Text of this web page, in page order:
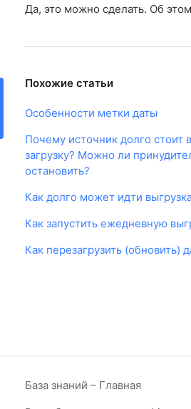
Да, это можно сделать. Об
Похожие статьи
Особенности метки даты
Почему источник долго стоит
загрузку? Можно ли
остановить?
Как долго может идти
Как запустить ежедневную
Как перезагрузить (обновить)
База знаний – Главная